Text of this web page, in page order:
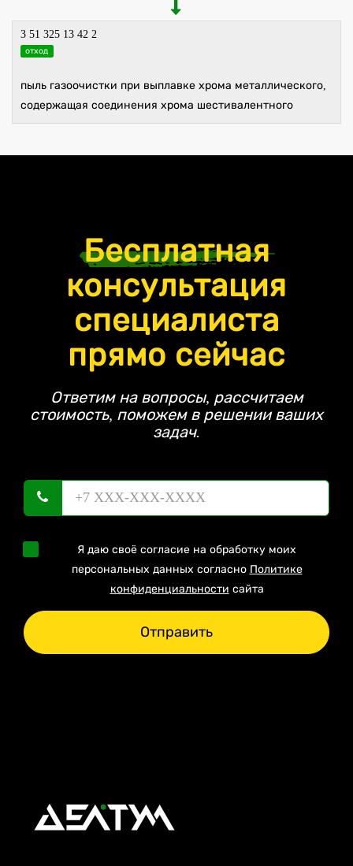
3 51 325 13 42 2
отход
пыль газоочистки при выплавке хрома металлического,
содержащая соединения хрома шестивалентного
Бесплатная
консультация
специалиста
прямо сейчас
Ответим на вопросы, рассчитаем
стоимость, поможем в решении ваших
задач.
Я даю своё согласие на обработку моих
персональных данных согласно Политике
конфиденциальности сайта
Отправить